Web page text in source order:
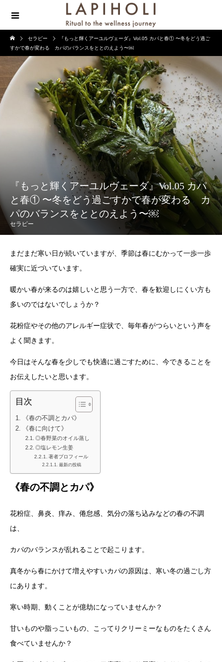
セラピー
『もっと輝くアーユルヴェーダ』Vol.05 カパと春① 〜冬をどう過ご
すかで春が変わる カパのバランスをととのえよう〜￼
『もっと輝くアーユルヴェーダ』Vol.05 カパ
と春① 〜冬をどう過ごすかで春が変わる カ
パのバランスをととのえよう〜￼
セラピー
まだまだ寒い日が続いていますが、季節は春にむかって一歩一歩
確実に近づいています。
暖かい春が来るのは嬉しいと思う一方で、春を歓迎しにくい方も
多いのではないでしょうか？
花粉症やその他のアレルギー症状で、毎年春がつらいという声を
よく聞きます。
今日はそんな春を少しでも快適に過ごすために、今できることを
お伝えしたいと思います。
目次
《春の不調とカパ》
《春に向けて》
◎春野菜のオイル蒸し
◎塩レモン生姜
著者プロフィール
最新の投稿
《春の不調とカパ》
花粉症、鼻炎、痒み、倦怠感、気分の落ち込みなどの春の不調
は、
カパのバランスが乱れることで起こります。
真冬から春にかけて増えやすいカパの原因は、寒い冬の過ごし方
にあります。
寒い時期、動くことが億劫になっていませんか？
甘いものや脂っこいもの、こってりクリーミーなものをたくさん
食べていませんか？